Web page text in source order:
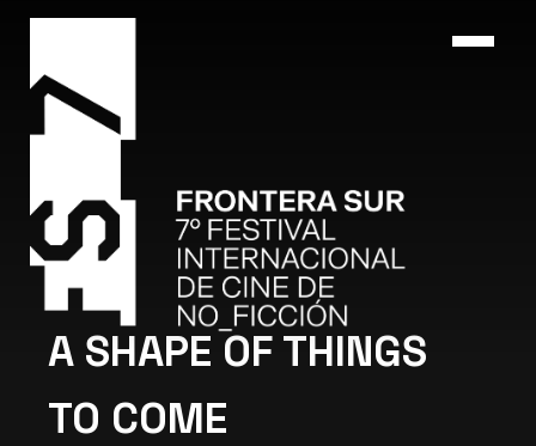
A SHAPE OF THINGS
TO COME